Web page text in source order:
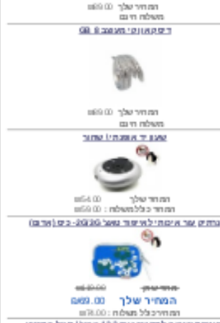
דיסק און קי מעוצב 8 GB
המחיר שלך
שעון יד אופנתי \ שחור
₪54.00
המחיר שלך
₪59.00 המחיר כולל משלוח :
נרתיק עור איכותי לאייפוד טאצ' 2G/3G- כיס (אדום)
₪119.00 מחיר שוק
₪69.00 המחיר שלך
₪74.00 המחיר כולל משלוח :
מעטפת נשיאה למחשב נייד 13.3 אינץ' \ סגול במבצע